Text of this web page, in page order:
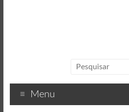
Textos
motivacionais
Menu